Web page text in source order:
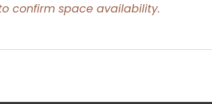
confirm space availability.